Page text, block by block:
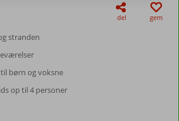
del gem
stranden
børn og voksne
op til 4 personer